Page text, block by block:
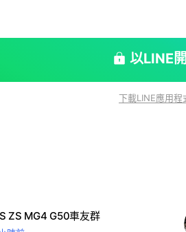
以LINE
下載LINE應用程
ZS MG4 G50車友群